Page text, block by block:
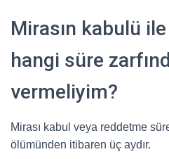
Mirasın kabulü
hangi süre
vermeliyim?
Mirası kabul veya reddetme
ölümünden itibaren üç aydır.